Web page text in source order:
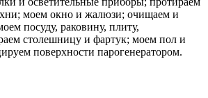
моем окно и жалюзи; очищаем и
посуду, раковину, плиту,
столешницу и фартук; моем пол и
поверхности парогенератором.